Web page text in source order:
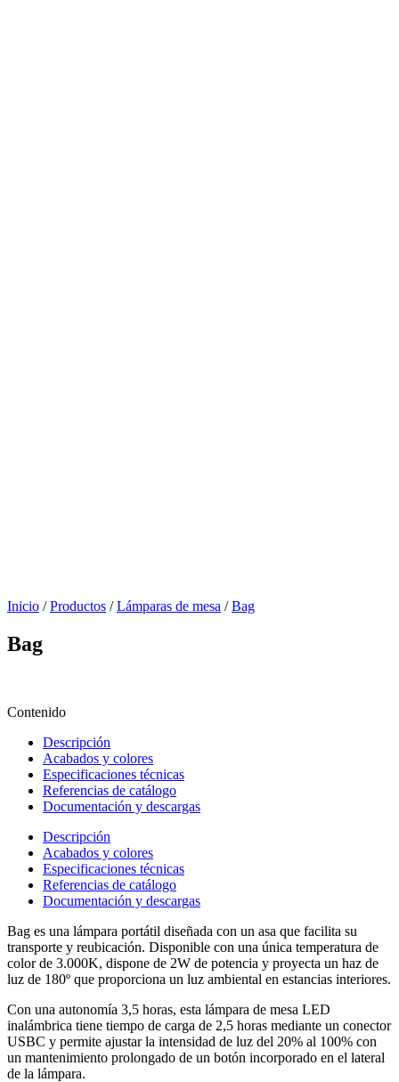
Inicio / Productos / Lámparas de mesa / Bag
Bag
Contenido
Descripción
Acabados y colores
Especificaciones técnicas
Referencias de catálogo
Documentación y descargas
Descripción
Acabados y colores
Especificaciones técnicas
Referencias de catálogo
Documentación y descargas
Bag es una lámpara portátil diseñada con un asa que facilita su
transporte y reubicación. Disponible con una única temperatura de
color de 3.000K, dispone de 2W de potencia y proyecta un haz de
luz de 180º que proporciona un luz ambiental en estancias interiores.
Con una autonomía 3,5 horas, esta lámpara de mesa LED
inalámbrica tiene tiempo de carga de 2,5 horas mediante un conector
USBC y permite ajustar la intensidad de luz del 20% al 100% con
un mantenimiento prolongado de un botón incorporado en el lateral
de la lámpara.